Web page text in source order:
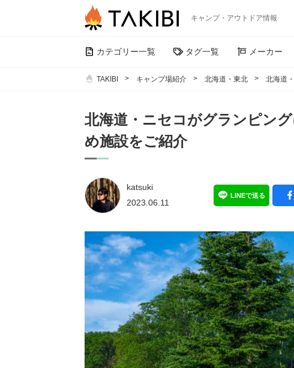
キャンプ・アウトドア情報
カテゴリー一覧 タグ一覧 メーカー
TAKIBI キャンプ場紹介 北海道・東北 北海道
北海道・ニセコがグランピン
め施設をご紹介
katsuki
2023.06.11
LINEで送る